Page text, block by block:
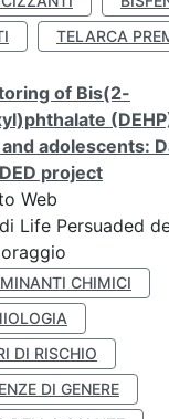
TELARCA
of Bis(2-
adolescents:
project
Web
Life Persuaded
CHIMICI
DI RISCHIO
DI GENERE